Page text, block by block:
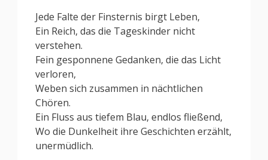
Jede Falte der Finsternis birgt Leben,
Ein Reich, das die Tageskinder nicht
verstehen.
Fein gesponnene Gedanken, die das Licht
verloren,
Weben sich zusammen in nächtlichen
Chören.
Ein Fluss aus tiefem Blau, endlos fließend,
Wo die Dunkelheit ihre Geschichten erzählt,
unermüdlich.